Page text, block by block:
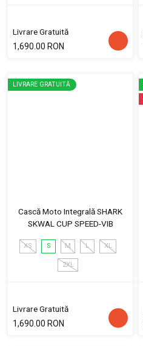
Livrare Gratuită
1,690.00 RON
LIVRARE GRATUITĂ
Cască Moto Integrală SHARK
SKWAL CUP SPEED-VIB
XS S M L XL
2XL
Livrare Gratuită
1,690.00 RON